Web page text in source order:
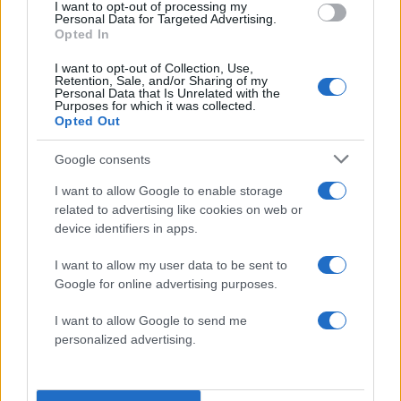
I want to opt-out of processing my
Personal Data for Targeted Advertising.
Opted In
I want to opt-out of Collection, Use,
Retention, Sale, and/or Sharing of my
Personal Data that Is Unrelated with the
Purposes for which it was collected.
Opted Out
Google consents
I want to allow Google to enable storage
related to advertising like cookies on web or
device identifiers in apps.
I want to allow my user data to be sent to
Google for online advertising purposes.
I want to allow Google to send me
personalized advertising.
Άνεμοι: Βορειοδυτικοί 4 με 5 και στο Ιόνιο 6 και
τοπικά 7 μποφόρ.
Θερμοκρασία: Έως 25 βαθμούς Κελσίου.
Θεσσαλία – Ανατολική Στερεά – Εύβοια –
Ανατολική Πελοπόννησος
Καιρός: Λίγες νεφώσεις, πρόσκαιρα αυξημένες
τις μεσημβρινές και απογευματινές ώρες, κυρίως
στα ορεινά της Πελοποννήσου όπου είναι πιθανό
να εκδηλωθούν όμβροι.
Άνεμοι: Δυτικοί βορειοδυτικοί 3 με 5 μποφόρ.
Θερμοκρασία: Έως 27 βαθμούς Κελσίου.